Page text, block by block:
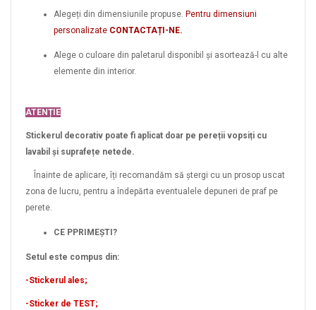
Alegeți din dimensiunile propuse. Pentru dimensiuni
personalizate CONTACTAȚI-NE.
Alege o culoare din paletarul disponibil și asortează-l cu alte
elemente din interior.
ATENȚIE
Stickerul decorativ poate fi aplicat doar pe pereții vopsiți cu
lavabil și suprafețe netede.
Înainte de aplicare, îți recomandăm să ștergi cu un prosop uscat
zona de lucru, pentru a îndepărta eventualele depuneri de praf pe
perete.
CE PPRIMEȘTI?
Setul este compus din:
-Stickerul ales;
-Sticker de TEST;